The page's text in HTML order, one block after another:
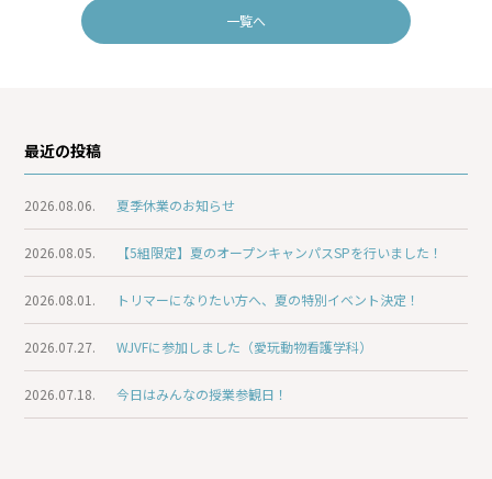
一覧へ
最近の投稿
2026.08.06. 夏季休業のお知らせ
2026.08.05. 【5組限定】夏のオープンキャンパスSPを行いました！
2026.08.01. トリマーになりたい方へ、夏の特別イベント決定！
2026.07.27. WJVFに参加しました（愛玩動物看護学科）
2026.07.18. 今日はみんなの授業参観日！